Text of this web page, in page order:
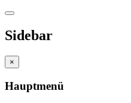
Sidebar
×
Hauptmenü